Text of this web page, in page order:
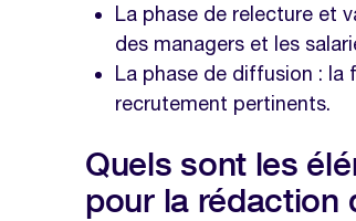
La phase de relecture et
des managers et les
La phase de diffusion : la
recrutement pertinents.
Quels sont les
pour la rédaction